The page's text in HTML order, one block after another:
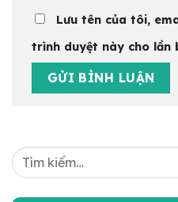
Lưu tên của tôi,
trình duyệt này cho lần